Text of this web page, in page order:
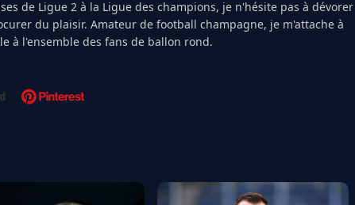
de Ligue 2 à la Ligue des champions, je n'hésite pas à dévorer
du plaisir. Amateur de football champagne, je m'attache à
à l'ensemble des fans de ballon rond.